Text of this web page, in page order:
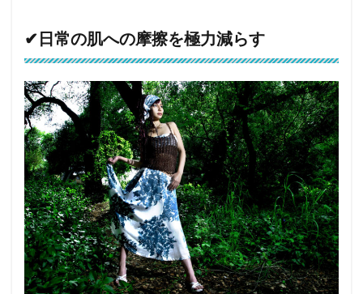
✔︎日常の肌への摩擦を極力減らす